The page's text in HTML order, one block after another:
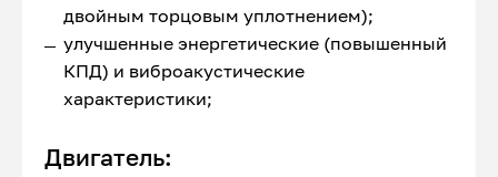
двойным торцовым уплотнением);
улучшенные энергетические (повышенный
КПД) и виброакустические
характеристики;
Двигатель: